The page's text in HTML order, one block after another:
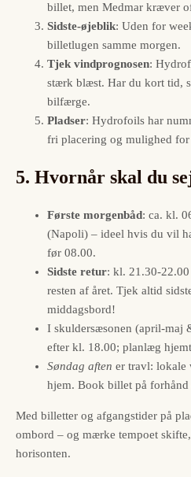
billet, men Medmar kræver
Sidste-øjeblik: Uden for
billetlugen samme morgen.
Tjek vindprognosen:
stærk blæst. Har du kort tid,
bilfærge.
Pladser: Hydrofoils har
fri placering og mulighed
5. Hvornår skal du
Første morgenbåd: ca. kl.
(Napoli) – ideel hvis du vil
før 08.00.
Sidste retur: kl. 21.30-
resten af året. Tjek altid
middagsbord!
I skuldersæsonen (april-maj
efter kl. 18.00; planlæg
Søndag aften er travl: lokale
hjem. Book billet på
Med billetter og afgangstider på
ombord – og mærke tempoet
horisonten.